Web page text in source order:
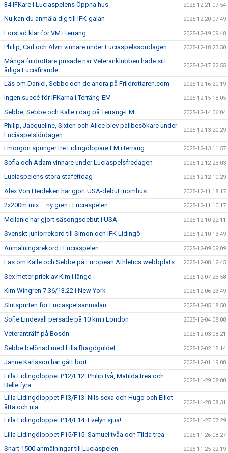
34 IFKare i Luciaspelens Öppna hus 2025-12-21 07:54
Nu kan du anmäla dig till IFK-galan 2025-12-20 07:49
Lörstad klar för VM i terräng 2025-12-19 09:48
Philip, Carl och Alvin vinnare under Luciaspelssöndagen 2025-12-18 23:50
Många friidrottare prisade när Veteranklubben hade sitt
årliga Luciafirande
2025-12-17 22:55
Läs om Daniel, Sebbe och de andra på Friidrottaren.com 2025-12-16 20:19
Ingen succé för IFKarna i Terräng-EM 2025-12-15 18:05
Sebbe, Sebbe och Kalle i dag på Terräng-EM 2025-12-14 06:04
Philip, Jacqueline, Sixten och Alice blev pallbesökare under
Luciaspelslördagen
2025-12-13 20:29
I morgon springer tre Lidingölöpare EM i terräng 2025-12-13 11:57
Sofia och Adam vinnare under Luciaspelsfredagen 2025-12-12 23:03
Luciaspelens stora stafettdag 2025-12-12 10:29
Alex Von Heideken har gjort USA-debut inomhus 2025-12-11 18:17
2x200m mix – ny gren i Luciaspelen 2025-12-11 10:17
Mellanie har gjort säsongsdebut i USA 2025-12-10 22:11
Svenskt juniorrekord till Simon och IFK Lidingö 2025-12-10 13:49
Anmälningsrekord i Luciaspelen 2025-12-09 09:09
Läs om Kalle och Sebbe på European Athletics webbplats 2025-12-08 12:45
Sex meter prick av Kim i längd 2025-12-07 23:58
Kim Wingren 7.36/13.22 i New York 2025-12-06 23:49
Slutspurten för Luciaspelsanmälan 2025-12-05 18:50
Sofie Lindevall persade på 10 km i London 2025-12-04 08:08
Veteranträff på Bosön 2025-12-03 08:21
Sebbe belönad med Lilla Bragdguldet 2025-12-02 15:14
Janne Karlsson har gått bort 2025-12-01 19:08
Lilla Lidingöloppet P12/F12: Philip två, Matilda trea och
Belle fyra
2025-11-29 08:00
Lilla Lidingöloppet P13/F13: Nils sexa och Hugo och Elliot
åtta och nia
2025-11-28 08:31
Lilla Lidingöloppet P14/F14: Evelyn sjua! 2025-11-27 07:29
Lilla Lidingöloppet P15/F15: Samuel tvåa och Tilda trea 2025-11-26 08:27
Snart 1500 anmälningar till Luciaspelen 2025-11-25 22:19